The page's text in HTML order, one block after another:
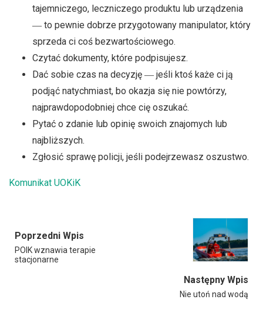
tajemniczego, leczniczego produktu lub urządzenia
― to pewnie dobrze przygotowany manipulator, który
sprzeda ci coś bezwartościowego.
Czytać dokumenty, które podpisujesz.
Dać sobie czas na decyzję ― jeśli ktoś każe ci ją
podjąć natychmiast, bo okazja się nie powtórzy,
najprawdopodobniej chce cię oszukać.
Pytać o zdanie lub opinię swoich znajomych lub
najbliższych.
Zgłosić sprawę policji, jeśli podejrzewasz oszustwo.
Komunikat UOKiK
Poprzedni Wpis
POIK wznawia terapie
stacjonarne
Następny Wpis
Nie utoń nad wodą